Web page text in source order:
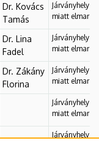
Dr. Kovács
Tamás
Járványhelyzet
miatt
Dr. Lina
Fadel
Járványhelyzet
miatt
Dr. Zákány
Florina
Járványhelyzet
miatt
Járványhelyzet
miatt
Járványhelyzet